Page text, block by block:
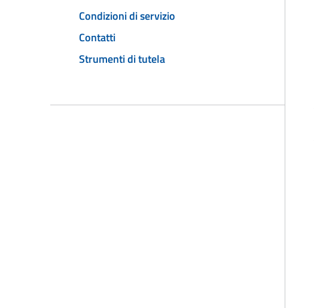
Condizioni di servizio
Contatti
Strumenti di tutela